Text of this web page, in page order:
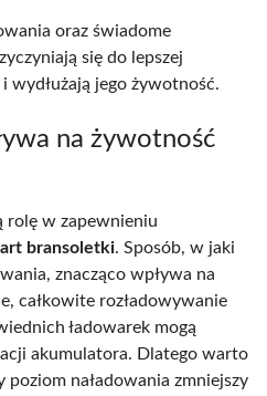
oraz świadome
się do lepszej
wydłużają jego żywotność.
na żywotność
rolę w zapewnieniu
bransoletki. Sposób, w jaki
znacząco wpływa na
całkowite rozładowywanie
ładowarek mogą
akumulatora. Dlatego warto
poziom naładowania zmniejszy